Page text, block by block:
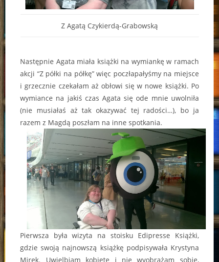
Z Agatą Czykierdą-Grabowską
Następnie Agata miała książki na wymiankę w ramach
akcji “Z półki na półkę” więc poczłapałyśmy na miejsce
i grzecznie czekałam aż obłowi się w nowe książki. Po
wymiance na jakiś czas Agata się ode mnie uwolniła
(nie musiałaś aż tak okazywać tej radości…), bo ja
razem z Magdą poszłam na inne spotkania.
Pierwsza była wizyta na stoisku Edipresse Książki,
gdzie swoją najnowszą książkę podpisywała Krystyna
Mirek. Uwielbiam kobietę i nie wyobrażam sobie,